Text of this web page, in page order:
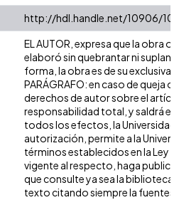
http://hdl.handle.net/10906/
EL AUTOR, expresa que la obra
elaboró sin quebrantar ni
forma, la obra es de su
PARÁGRAFO: en caso de queja
derechos de autor sobre el
responsabilidad total, y saldrá
todos los efectos, la
autorización, permite a la
términos establecidos en la Ley
vigente al respecto, haga
que consulte ya sea la
texto citando siempre la